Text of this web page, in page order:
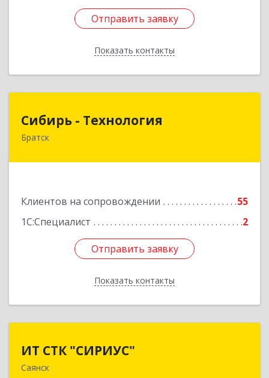
Отправить заявку
Показать контакты
Отправить заявку
Назад
Сибирь - Технология
Братск
Клиентов на сопровождении
55
1С:Специалист
2
Отправить заявку
Показать контакты
Отправить заявку
Назад
ИТ СТК "СИРИУС"
Саянск666303, Иркутская обл, Саянск г, Юбилейный